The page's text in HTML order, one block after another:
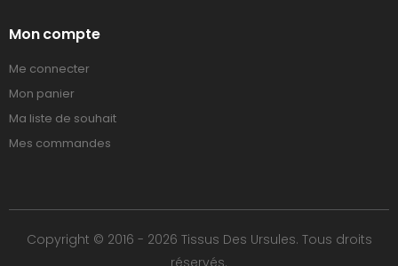
Mon compte
Me connecter
Mon panier
Ma liste de souhait
Mes commandes
Copyright © 2016 - 2026 Tissus Des Ursules. Tous droits
réservés.